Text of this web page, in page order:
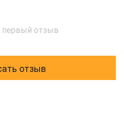
первый отзыв
отзыв